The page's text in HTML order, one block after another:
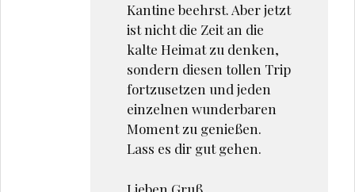
Kantine beehrst. Aber jetzt
ist nicht die Zeit an die
kalte Heimat zu denken,
sondern diesen tollen Trip
fortzusetzen und jeden
einzelnen wunderbaren
Moment zu genießen.
Lass es dir gut gehen.